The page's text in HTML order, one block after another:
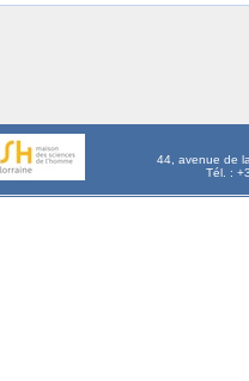
44, avenue de
Tél. :